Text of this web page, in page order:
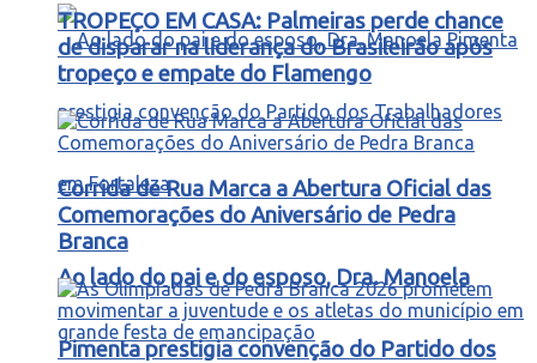
Ao lado do pai e do esposo, Dra. Manoela
Pimenta prestigia convenção do Partido dos
TROPEÇO EM CASA: Palmeiras perde chance
de disparar na liderança do Brasileirão após
tropeço e empate do Flamengo
Corrida de Rua Marca a Abertura Oficial das
Comemorações do Aniversário de Pedra
Branca